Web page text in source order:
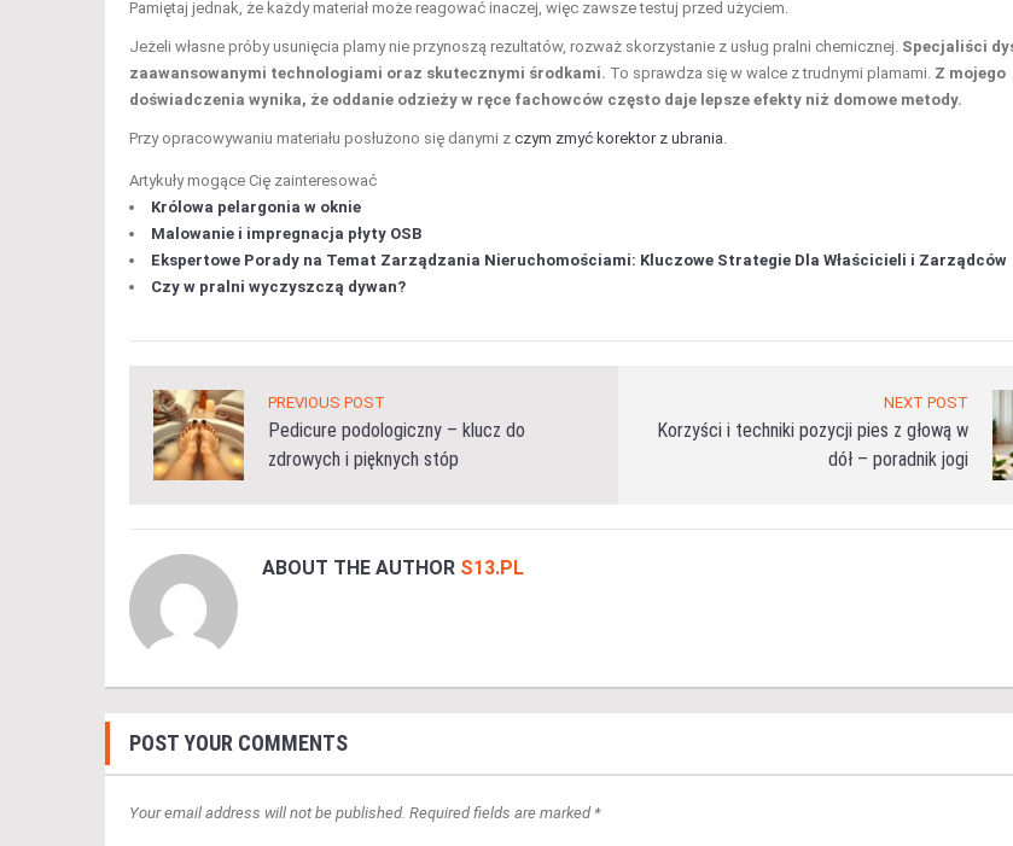
Pamiętaj jednak, że każdy materiał może reagować inaczej, więc zawsze testuj przed użyciem.
Jeżeli własne próby usunięcia plamy nie przynoszą rezultatów, rozważ skorzystanie z usług pralni chemicznej. Specjaliści
zaawansowanymi technologiami oraz skutecznymi środkami. To sprawdza się w walce z trudnymi plamami. Z mojego
doświadczenia wynika, że oddanie odzieży w ręce fachowców często daje lepsze efekty niż domowe metody.
Przy opracowywaniu materiału posłużono się danymi z czym zmyć korektor z ubrania
Artykuły mogące Cię zainteresować
Królowa pelargonia w oknie
Malowanie i impregnacja płyty OSB
Ekspertowe Porady na Temat Zarządzania Nieruchomościami: Kluczowe Strategie Dla Właścicieli i Zarządców
Czy w pralni wyczyszczą dywan?
PREVIOUS POST
Pedicure podologiczny – klucz do
zdrowych i pięknych stóp
NEXT POST
Korzyści i techniki pozycji pies z głową w
dół – poradnik jogi
ABOUT THE AUTHOR S13.PL
POST YOUR COMMENTS
Your email address will not be published. Required fields are marked *